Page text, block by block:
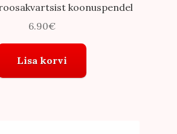
koonuspendel
6.90€
Lisa korvi